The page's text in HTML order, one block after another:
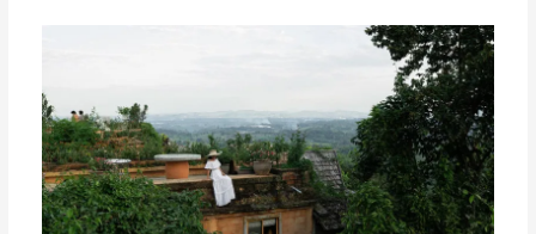
ใจใส
ที่พัก
เชียงราย
(Phu
Chaisai
Mountain